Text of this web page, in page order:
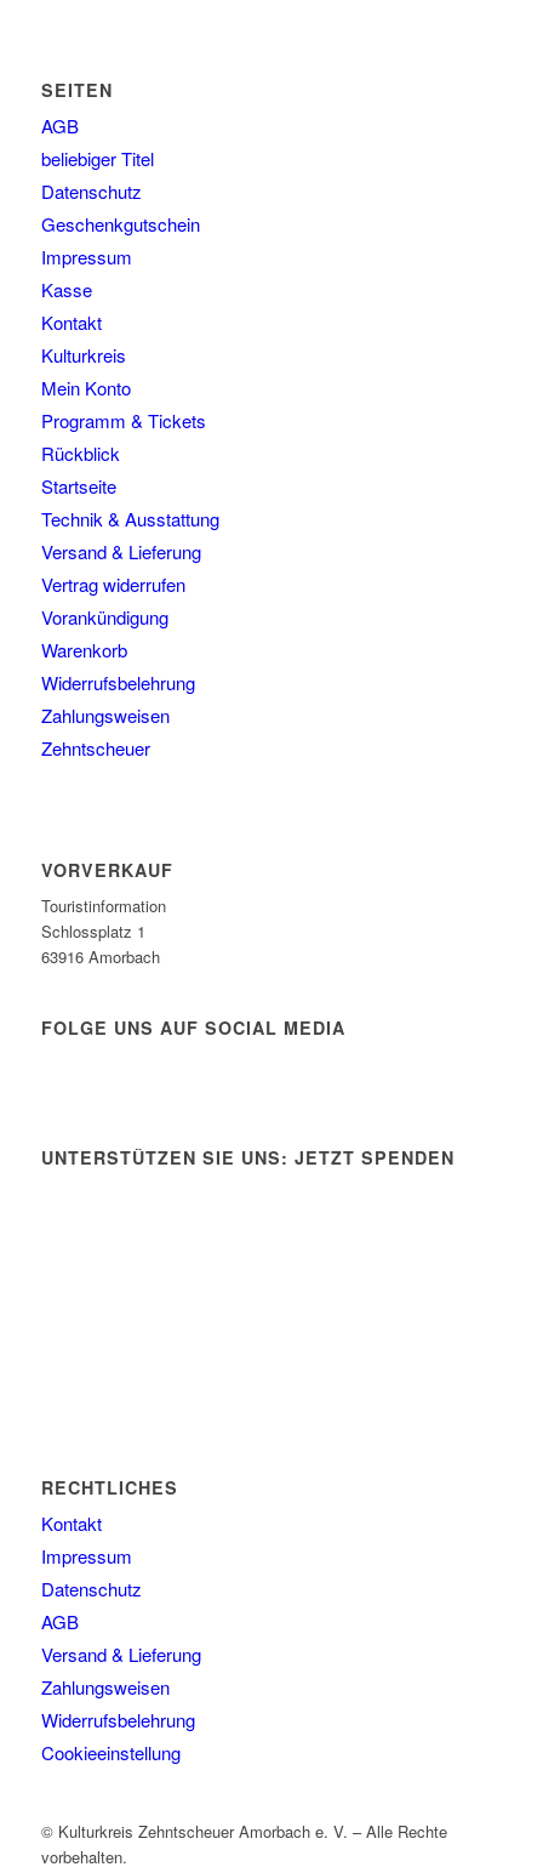
SEITEN
AGB
beliebiger Titel
Datenschutz
Geschenkgutschein
Impressum
Kasse
Kontakt
Kulturkreis
Mein Konto
Programm & Tickets
Rückblick
Startseite
Technik & Ausstattung
Versand & Lieferung
Vertrag widerrufen
Vorankündigung
Warenkorb
Widerrufsbelehrung
Zahlungsweisen
Zehntscheuer
VORVERKAUF
Touristinformation
Schlossplatz 1
63916 Amorbach
FOLGE UNS AUF SOCIAL MEDIA
UNTERSTÜTZEN SIE UNS: JETZT SPENDEN
RECHTLICHES
Kontakt
Impressum
Datenschutz
AGB
Versand & Lieferung
Zahlungsweisen
Widerrufsbelehrung
Cookieeinstellung
© Kulturkreis Zehntscheuer Amorbach e. V. – Alle Rechte
vorbehalten.